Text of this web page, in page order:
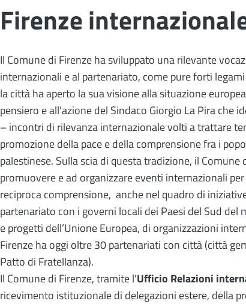
Firenze
Il Comune di Firenze ha sviluppato una rilevante
internazionali e al partenariato, come pure forti
la città ha aperto la sua visione alla situazione
pensiero e all’azione del Sindaco Giorgio La Pira che
– incontri di rilevanza internazionale volti a trattare
promozione della pace e della comprensione fra i
palestinese. Sulla scia di questa tradizione, il
promuovere e ad organizzare eventi internazionali
reciproca comprensione, anche nel quadro di
partenariato con i governi locali dei Paesi del Sud del
e progetti dell’Unione Europea, di organizzazioni
Firenze ha oggi oltre 30 partenariati con città (città
Patto di Fratellanza).
Il Comune di Firenze, tramite l'Ufficio Relazioni
ricevimento istituzionale di delegazioni estere, della